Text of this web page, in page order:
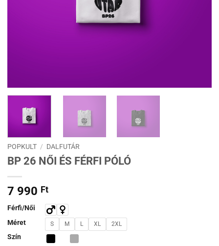
POPKULT / DALFUTÁR
BP 26 NŐI ÉS FÉRFI PÓLÓ
7 990 Ft
Férfi/Női
Méret
S M L XL 2XL
Szín